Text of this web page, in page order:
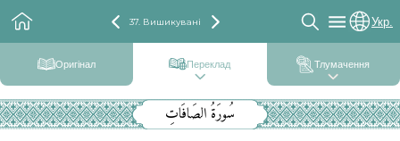
37. Вишикувані Укр.
Оригінал Переклад Тлумачення
سُورَةُ الصَافَاتِ